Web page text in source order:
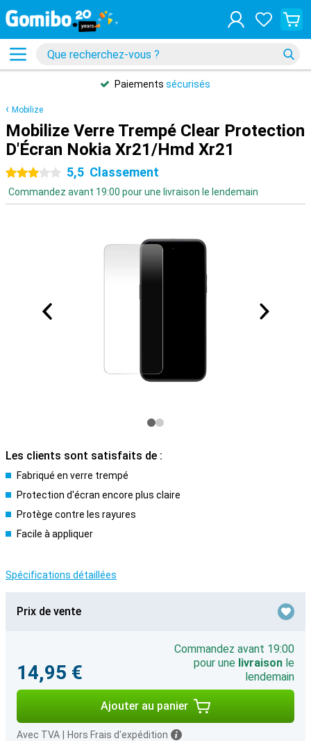
Paiements sécurisés
Mobilize
Mobilize Verre Trempé Clear Protection
D'Écran Nokia Xr21/Hmd Xr21
3 étoiles5,5 Classement
Commandez avant 19:00 pour une livraison le lendemain
Les clients sont satisfaits de :
Fabriqué en verre trempé
Protection d'écran encore plus claire
Protège contre les rayures
Facile à appliquer
Spécifications détaillées
Prix de vente
14,95 €
Commandez avant 19:00
pour une livraison le
lendemain
Ajouter au panier
Avec TVA Hors Frais d'expédition